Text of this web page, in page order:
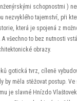
schopnostmi )
nezvyklého tajemství, při
která je spojená z
všechno to bez nutnosti
obrazy.
gotická tvrz, cíleně
by měla stěžovat postup.
je slavné Hnízdo